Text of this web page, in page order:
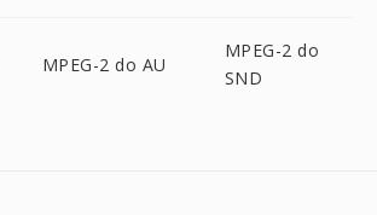
MPEG-2 do AU
MPEG-2 do
SND